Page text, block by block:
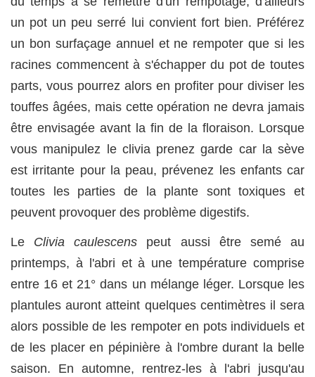
un pot un peu serré lui convient fort bien. Préférez
un bon surfaçage annuel et ne rempoter que si les
racines commencent à s'échapper du pot de toutes
parts, vous pourrez alors en profiter pour diviser les
touffes âgées, mais cette opération ne devra jamais
être envisagée avant la fin de la floraison. Lorsque
vous manipulez le clivia prenez garde car la sève
est irritante pour la peau, prévenez les enfants car
toutes les parties de la plante sont toxiques et
peuvent provoquer des problème digestifs.
Le Clivia caulescens peut aussi être semé au
printemps, à l'abri et à une température comprise
entre 16 et 21° dans un mélange léger. Lorsque les
plantules auront atteint quelques centimètres il sera
alors possible de les rempoter en pots individuels et
de les placer en pépinière à l'ombre durant la belle
saison. En automne, rentrez-les à l'abri jusqu'au